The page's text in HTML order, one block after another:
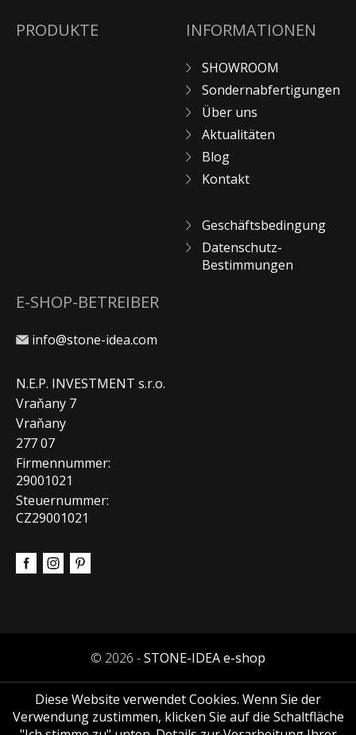
PRODUKTE INFORMATIONEN
SHOWROOM
Sondernabfertigungen
Über uns
Aktualitäten
Blog
Kontakt
Geschäftsbedingung
Datenschutz-
Bestimmungen
E-SHOP-BETREIBER
info@stone-idea.com
N.E.P. INVESTMENT s.r.o.
Vraňany 7
Vraňany
277 07
Firmennummer:
29001021
Steuernummer:
CZ29001021
© 2026 -STONE-IDEA e-shop
Diese Website verwendet Cookies. Wenn Sie der
Verwendung zustimmen, klicken Sie auf die Schaltfläche